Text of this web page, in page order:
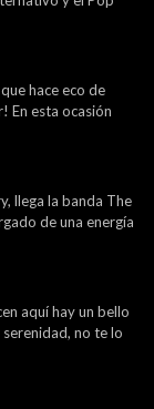
hace eco de
En esta ocasión
llega la banda The
de una energía
aquí hay un bello
no te lo